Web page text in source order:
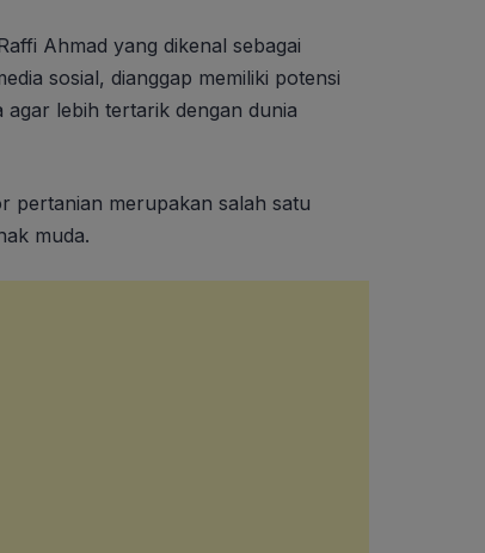
Ahmad yang dikenal sebagai
sosial, dianggap memiliki potensi
lebih tertarik dengan dunia
pertanian merupakan salah satu
muda.